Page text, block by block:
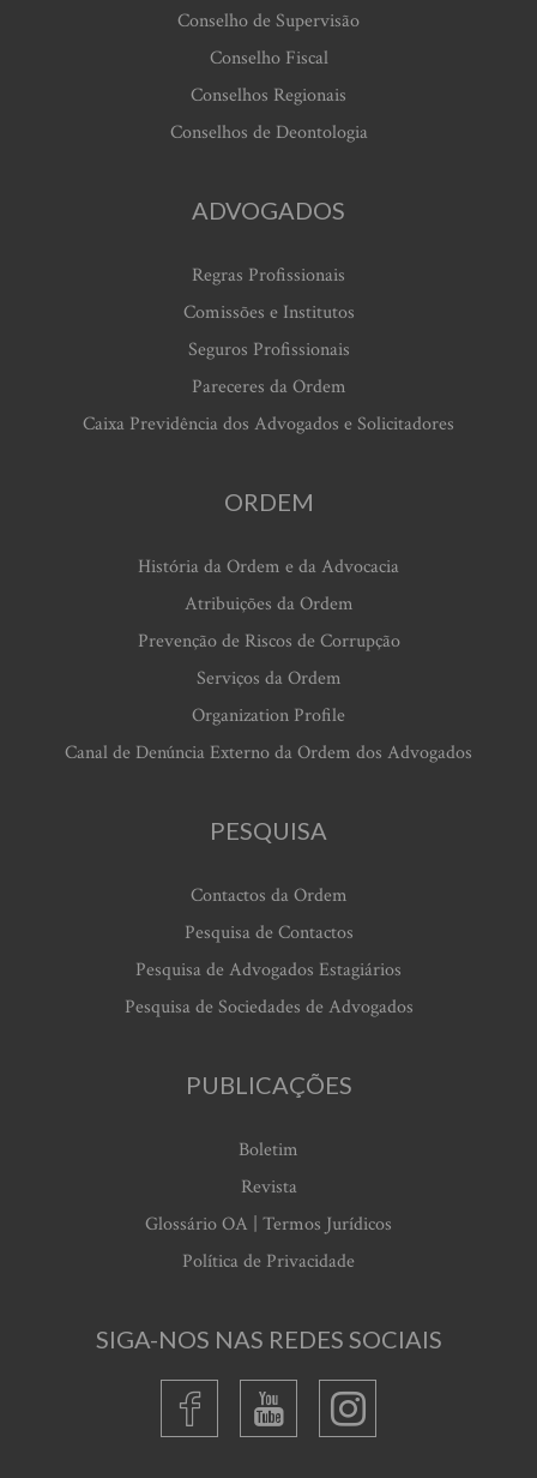
Conselho de Supervisão
Conselho Fiscal
Conselhos Regionais
Conselhos de Deontologia
ADVOGADOS
Regras Profissionais
Comissões e Institutos
Seguros Profissionais
Pareceres da Ordem
Caixa Previdência dos Advogados e Solicitadores
ORDEM
História da Ordem e da Advocacia
Atribuições da Ordem
Prevenção de Riscos de Corrupção
Serviços da Ordem
Organization Profile
Canal de Denúncia Externo da Ordem dos Advogados
PESQUISA
Contactos da Ordem
Pesquisa de Contactos
Pesquisa de Advogados Estagiários
Pesquisa de Sociedades de Advogados
PUBLICAÇÕES
Boletim
Revista
Glossário OA | Termos Jurídicos
Política de Privacidade
SIGA-NOS NAS REDES SOCIAIS